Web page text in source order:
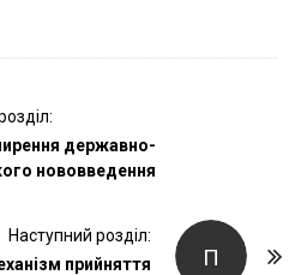
державно-
нововведення
П
Наступний розділ:
прийняття